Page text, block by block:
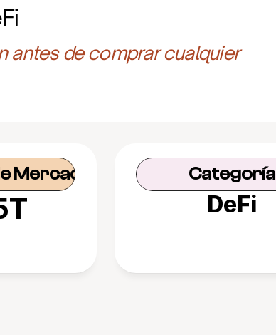
antes de comprar cualquier
Mercado Categoría
DeFi